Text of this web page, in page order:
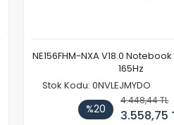
NE156FHM-NXA V18.0
165Hz
Stok Kodu: 0NVLEJMYDO
%20
4.448,44 TL
3.558,75